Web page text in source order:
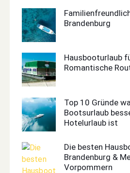
Brandenburg
Hausbooturlaub
Romantische
Top 10 Gründe
Bootsurlaub
Hotelurlaub ist
Die besten
Brandenburg &
Vorpommern